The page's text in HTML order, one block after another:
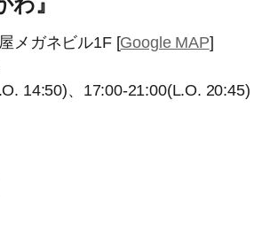
メガネビル1F [Google MAP]
14:50)、17:00-21:00(L.O. 20:45)